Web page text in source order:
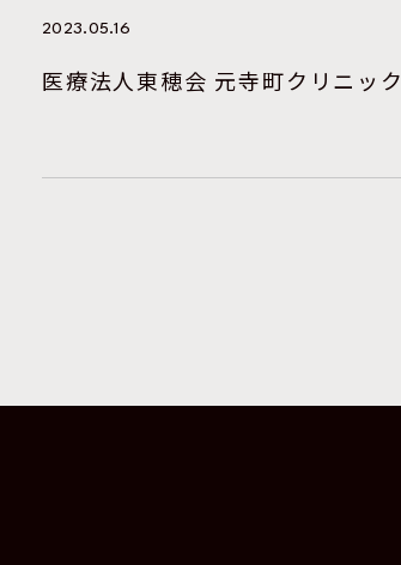
2023.05.16
医療法人東穂会 元寺町クリニック